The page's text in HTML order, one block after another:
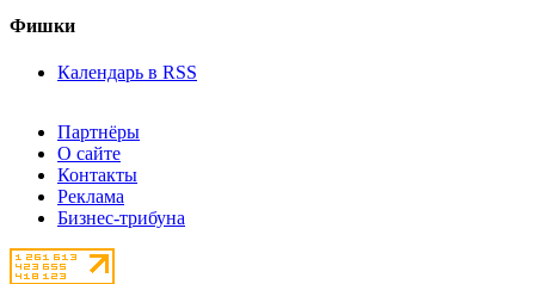
Фишки
Календарь в RSS
Партнёры
О сайте
Контакты
Реклама
Бизнес-трибуна